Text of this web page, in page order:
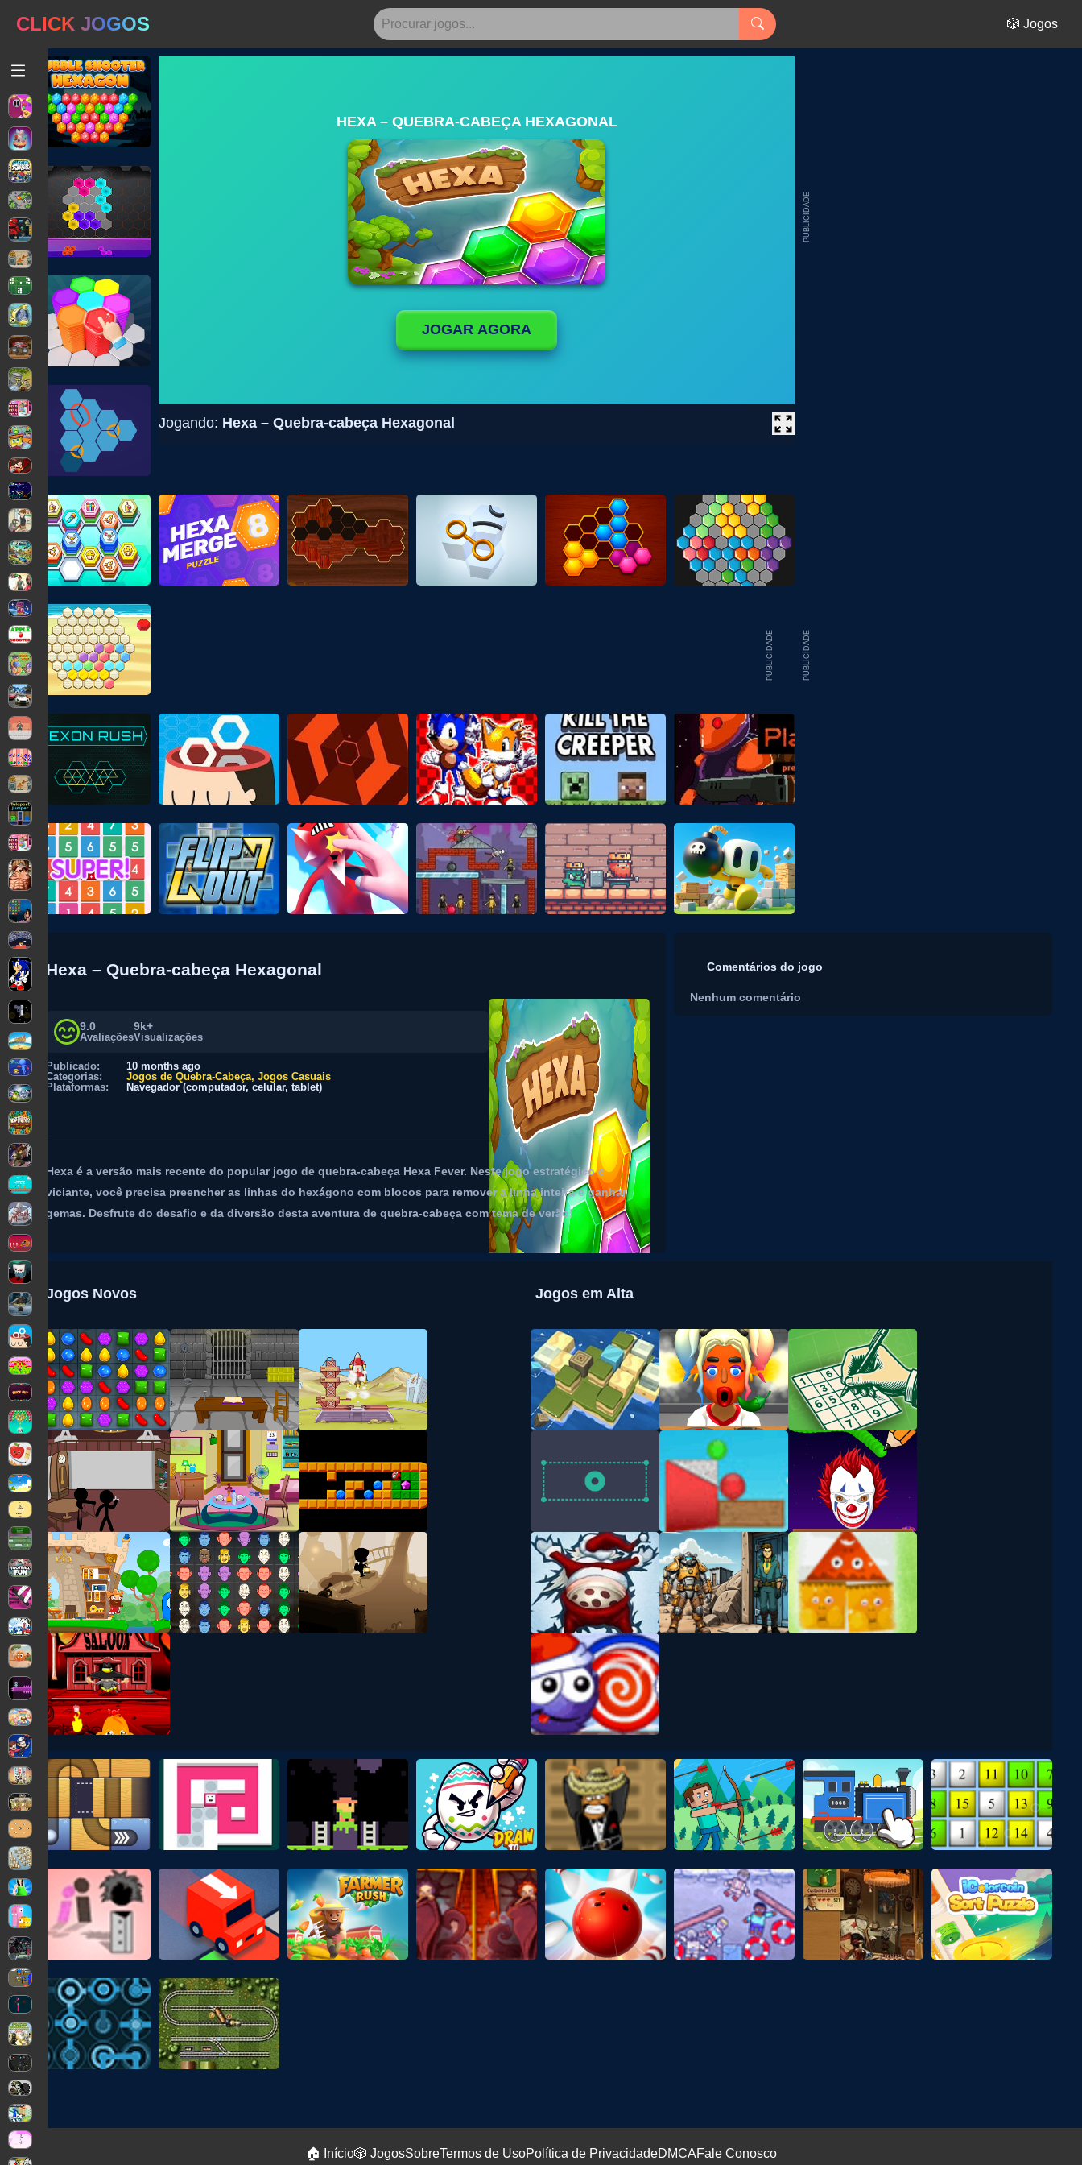
CLICK JOGOS 🎲 Jogos
HEXA – QUEBRA-CABEÇA HEXAGONAL
JOGAR AGORA
Jogando: Hexa – Quebra-cabeça Hexagonal
PUBLICIDADE
PUBLICIDADE
PUBLICIDADE
Hexa – Quebra-cabeça Hexagonal
9.0
Avaliações
9k+
Visualizações
Publicado:
10 months ago
Categorias:
Jogos de Quebra-Cabeça Jogos Casuais
Plataformas:
Navegador (computador, celular, tablet)
Hexa é a versão mais recente do popular jogo de quebra-cabeça Hexa Fever. Neste jogo estratégico e
viciante, você precisa preencher as linhas do hexágono com blocos para remover a linha inteira e ganhar
gemas. Desfrute do desafio e da diversão desta aventura de quebra-cabeça com tema de verão!
Comentários do jogo
Nenhum comentário
Jogos Novos Jogos em Alta
🏠 Início🎲 JogosSobreTermos de UsoPolítica de PrivacidadeDMCAFale Conosco